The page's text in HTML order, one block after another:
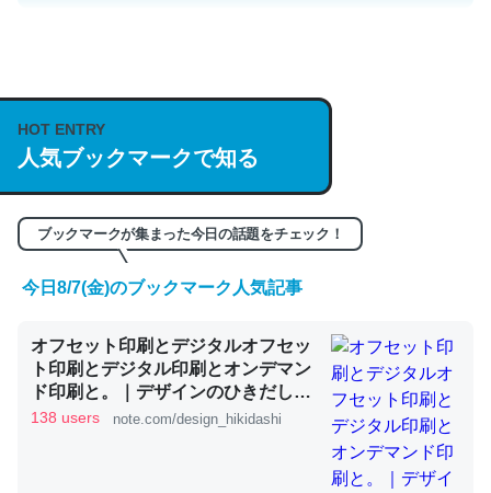
説してる記事が少ないので貴重な良記事。/続編来た
https://isobe324649.hatenablog.com/entry/2023/03/27
/064121
─GPTの仕組みと限界についての考察（１） - conceptualization
くらい。小説でいう「ずっと前の伏線」は回収されないけ
ど、短期記憶というには多い分量。進化すればするほど分
かりやすく強くなりそう
HOT ENTRY
人気ブックマークで知る
ブックマークが集まった今日の話題をチェック！
今日8/7(金)のブックマーク人気記事
オフセット印刷とデジタルオフセッ
ト印刷とデジタル印刷とオンデマン
ド印刷と。｜デザインのひきだし
津田淳子
138 users note.com/design_hikidashi